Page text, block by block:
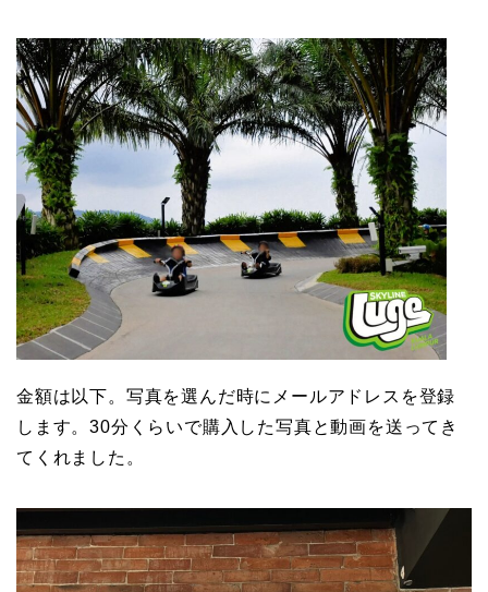
金額は以下。写真を選んだ時にメールアドレスを登録
します。30分くらいで購入した写真と動画を送ってき
てくれました。